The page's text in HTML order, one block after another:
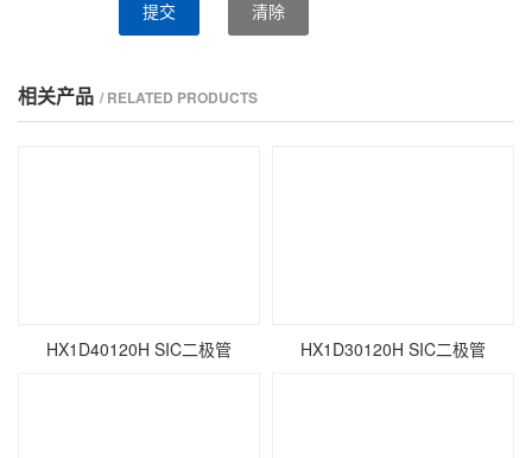
提交 清除
相关产品 / RELATED PRODUCTS
HX1D40120H SIC二极管 HX1D30120H SIC二极管